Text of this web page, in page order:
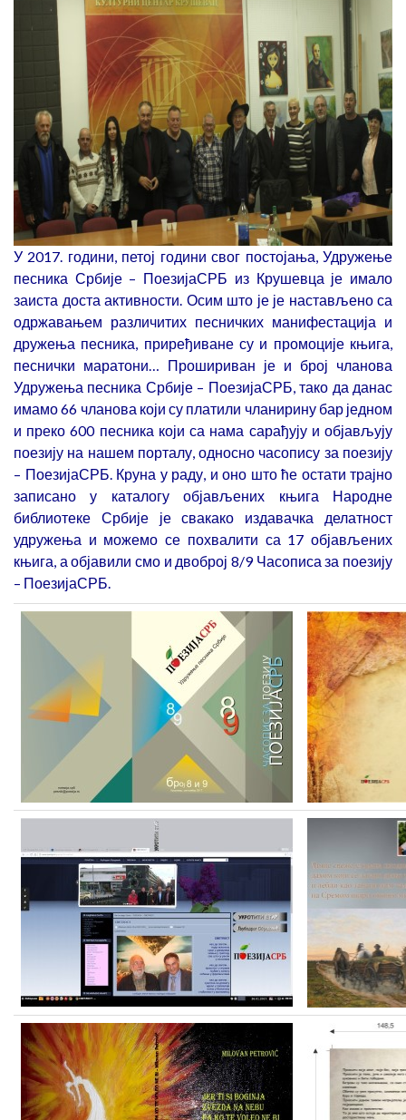
У 2017. години, петој години свог постојања, Удружење
песника Србије – ПоезијаСРБ из Крушевца је имало
заиста доста активности. Осим што је је настављено са
одржавањем различитих песничких манифестација и
дружења песника, приређиване су и промоције књига,
песнички маратони… Прошириван је и број чланова
Удружења песника Србије – ПоезијаСРБ, тако да данас
имамо 66 чланова који су платили чланирину бар једном
и преко 600 песника који са нама сарађују и објављују
поезију на нашем порталу, односно часопису за поезију
– ПоезијаСРБ. Круна у раду, и оно што ће остати трајно
записано у каталогу објављених књига Народне
библиотеке Србије је свакако издавачка делатност
удружења и можемо се похвалити са 17 објављених
књига, а објавили смо и двоброј 8/9 Часописа за поезију
– ПоезијаСРБ.